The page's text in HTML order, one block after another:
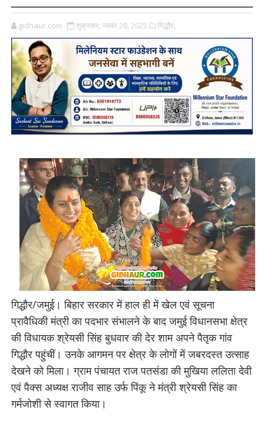
gidhaur.com शुक्रवार, नवंबर 28, 2025 गिद्धौर,
गिद्धौर/जमुई। बिहार सरकार में हाल ही में खेल एवं सूचना
प्रावैधिकी मंत्री का पदभार संभालने के बाद जमुई विधानसभा क्षेत्र
की विधायक श्रेयसी सिंह बुधवार की देर शाम अपने पैतृक गांव
गिद्धौर पहुंचीं। उनके आगमन पर क्षेत्र के लोगों में जबरदस्त उत्साह
देखने को मिला। ग्राम पंचायत राज पतसंडा की मुखिया ललिता देवी
एवं पैक्स अध्यक्ष राजीव साह उर्फ पिंकू ने मंत्री श्रेयसी सिंह का
गर्मजोशी से स्वागत किया।